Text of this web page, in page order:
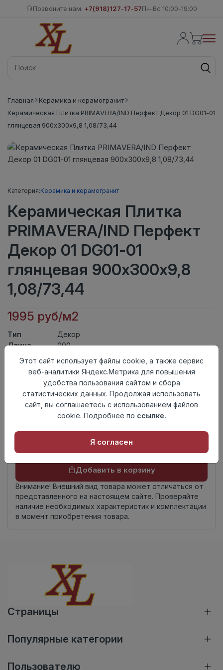
Позвоните нам: +7(918)127-17-57Пн-Вс 10:00-19:00
Главная
Керамика и керамогранит
Керамическая Плитка PRIMAVERA/IND Перфект Декор 01 DG01-01
глянцевая 900х300х9,8 1,08/73,44
Категория:Керамика и керамогранит
Керамическая Плитка
PRIMAVERA/IND Перфект
Декор 01 DG01-01
глянцевая 900х300х9,8
1,08/73,44
1995 руб/м2
Тип
Декор
Длина
900
Ширина
Актуальность
Выведен из ассортимента
Керамическая Плитка
Толщина
Поверхность
глянцевая
происхождения
Осталось25 упак
Добавить в корзину
Внимание! Внешний вид товара может отличаться от
представленного на настоящем сайте. Проверяйте
наличие необходимых характеристик и комплектации
в момент приобретения товара.
Страницы
Популярные категории
Пользователю
Этот сайт использует файлы cookie, а также сервис
веб-аналитики Яндекс.Метрика для повышения
удобства пользования сайтом и сбора
статистических данных. Продолжая использовать
сайт, вы соглашаетесь с использованием файлов
cookie. Подробнее по ссылке.
Я согласен